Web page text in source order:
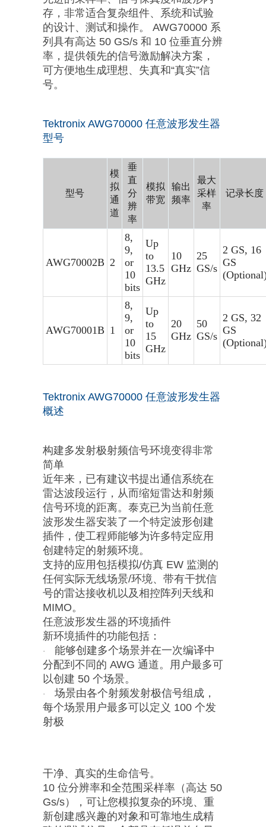
存，非常适合复杂组件、系统和试验
的设计、测试和操作。 AWG70000 系
列具有高达 50 GS/s 和 10 位垂直分辨
率，提供领先的信号激励解决方案，
可方便地生成理想、失真和“真实”信
号。
Tektronix AWG70000 任意波形发生器
型号
型号
模
拟
通
道
垂
直
分
辨
率
模拟
带宽
输出
频率
最大
采样
率
记录长度
AWG70002B 2
8,
9,
or
10
bits
Up
to
13.5
GHz
10
GHz
25
GS/s
2 GS, 16
GS
AWG70001B 1
8,
9,
or
10
bits
Up
to
15
GHz
20
GHz
50
GS/s
2 GS, 32
GS
Tektronix AWG70000 任意波形发生器
概述
构建多发射极射频信号环境变得非常
简单
近年来，已有建议书提出通信系统在
雷达波段运行，从而缩短雷达和射频
信号环境的距离。泰克已为当前任意
波形发生器安装了一个特定波形创建
插件，使工程师能够为许多特定应用
创建特定的射频环境。
支持的应用包括模拟/仿真 EW 监测的
任何实际无线场景/环境、带有干扰信
号的雷达接收机以及相控阵列天线和
MIMO。
任意波形发生器的环境插件
新环境插件的功能包括：
·
能够创建多个场景并在一次编译中
分配到不同的 AWG 通道。用户最多可
以创建 50 个场景。
·
场景由各个射频发射极信号组成，
每个场景用户最多可以定义 100 个发
射极
干净、真实的生命信号。
10 位分辨率和全范围采样率（高达 50
Gs/s），可让您模拟复杂的环境、重
新创建感兴趣的对象和可靠地生成精